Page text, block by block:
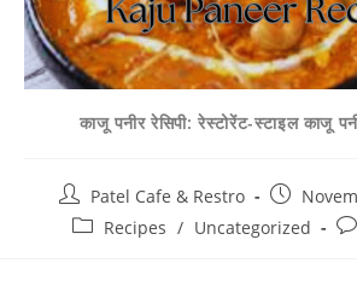
काजू पनीर रेसिपी: रेस्टोरेंट-स्टाइल काजू
Patel Cafe & Restro
Recipes / Uncategorized